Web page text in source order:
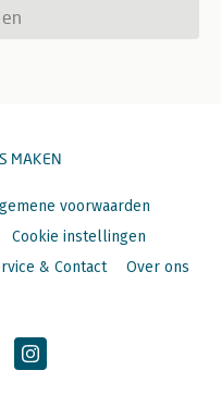
MAKEN
voorwaarden
Cookie instellingen
& Contact Over ons